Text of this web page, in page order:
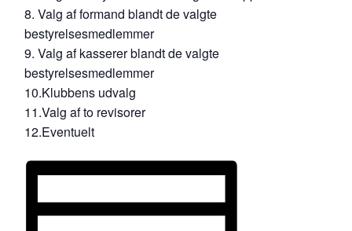
8. Valg af formand blandt de valgte
bestyrelsesmedlemmer
9. Valg af kasserer blandt de valgte
bestyrelsesmedlemmer
10.Klubbens udvalg
11.Valg af to revisorer
12.Eventuelt